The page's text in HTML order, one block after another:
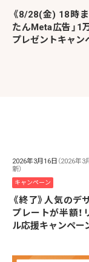
《8/28(金) 18時ま
たんMeta広告」1
プレゼントキャン
2026年3月16日 （2026年
新）
キャンペーン
《終了》人気のデ
プレートが半額！
ル応援キャンペー